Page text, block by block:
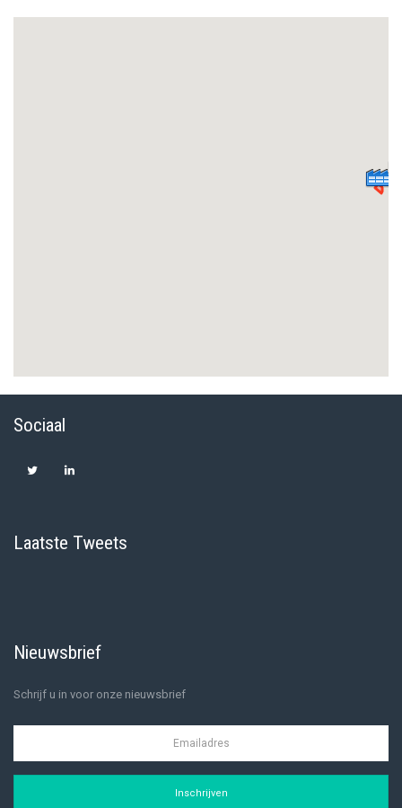
Sociaal
Laatste Tweets
Nieuwsbrief
Schrijf u in voor onze nieuwsbrief
Inschrijven